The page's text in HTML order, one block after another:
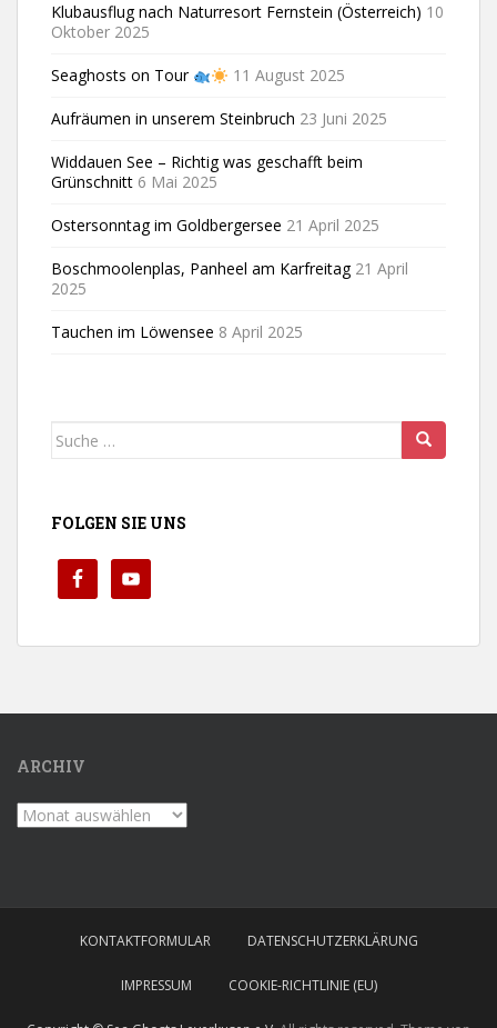
Klubausflug nach Naturresort Fernstein (Österreich) 10
Oktober 2025
Seaghosts on Tour 11 August 2025
Aufräumen in unserem Steinbruch 23 Juni 2025
Widdauen See – Richtig was geschafft beim
Grünschnitt 6 Mai 2025
Ostersonntag im Goldbergersee 21 April 2025
Boschmoolenplas, Panheel am Karfreitag 21 April
2025
Tauchen im Löwensee 8 April 2025
Suche
FOLGEN SIE UNS
ARCHIV
Archiv
KONTAKTFORMULAR DATENSCHUTZERKLÄRUNG
IMPRESSUM COOKIE-RICHTLINIE (EU)